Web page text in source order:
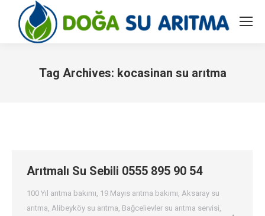
Tag Archives: kocasinan su arıtma
Arıtmalı Su Sebili 0555 895 90 54
100 Yıl arıtma bakımı 19 Mayıs arıtma bakımı Aksaray su
arıtma Alibeyköy su arıtma Bağcelievler su arıtma servisi